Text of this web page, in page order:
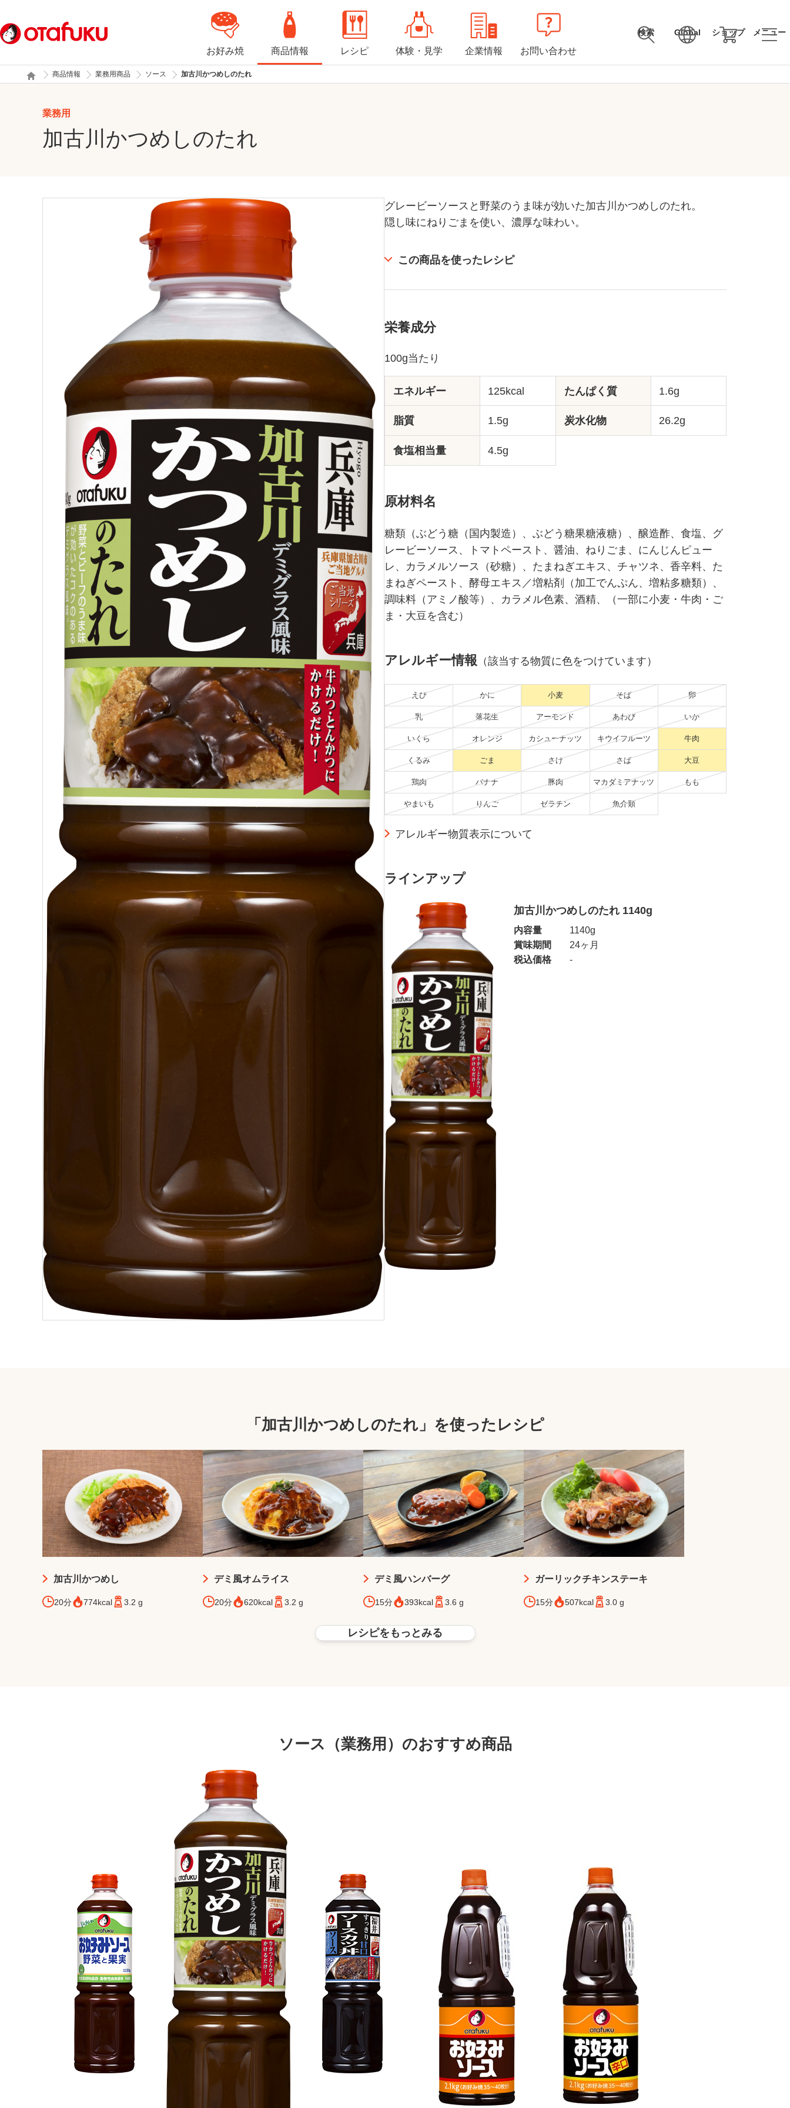
お好み焼 商品情報 レシピ 体験・見学 企業情報 お問い合わせ
検索 Global ショップ メニュー
商品情報 業務用商品 ソース 加古川かつめしのたれ
業務用
加古川かつめしのたれ
グレービーソースと野菜のうま味が効いた加古川かつめしのたれ。
隠し味にねりごまを使い、濃厚な味わい。
この商品を使ったレシピ
栄養成分
100g当たり
エネルギー 125kcal たんぱく質 1.6g
脂質 1.5g 炭水化物 26.2g
食塩相当量 4.5g
原材料名
糖類（ぶどう糖（国内製造）、ぶどう糖果糖液糖）、醸造酢、食塩、グ
レービーソース、トマトペースト、醤油、ねりごま、にんじんピュー
レ、カラメルソース（砂糖）、たまねぎエキス、チャツネ、香辛料、た
まねぎペースト、酵母エキス／増粘剤（加工でんぷん、増粘多糖類）、
調味料（アミノ酸等）、カラメル色素、酒精、（一部に小麦・牛肉・ご
ま・大豆を含む）
アレルギー情報 （該当する物質に色をつけています）
えび かに 小麦 そば 卵
乳 落花生 アーモンド あわび いか
いくら オレンジ カシューナッツ キウイフルーツ 牛肉
くるみ ごま さけ さば 大豆
鶏肉 バナナ 豚肉 マカダミアナッツ もも
やまいも りんご ゼラチン 魚介類
アレルギー物質表示について
ラインアップ
加古川かつめしのたれ 1140g
内容量
1140g
賞味期間
24ヶ月
税込価格
-
「加古川かつめしのたれ」を使ったレシピ
加古川かつめし
20分 774kcal 3.2 g
デミ風オムライス
20分 620kcal 3.2 g
デミ風ハンバーグ
15分 393kcal 3.6 g
ガーリックチキンステーキ
15分 507kcal 3.0 g
レシピをもっとみる
ソース（業務用）のおすすめ商品